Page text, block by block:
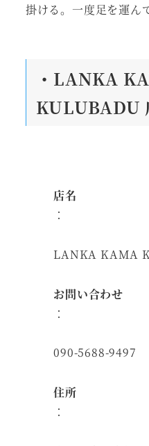
掛ける。一度足を運ん
・LANKA
KULUBADU
店名
：
LANKA KAMA
お問い合わせ
：
090-5688-9497
住所
：